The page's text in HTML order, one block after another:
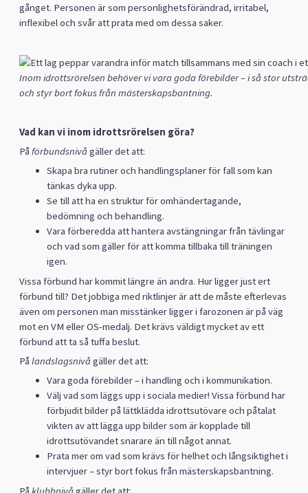
gånget. Personen är som personlighetsförändrad, irritabel,
inflexibel och svår att prata med om dessa saker.
Inom idrottsrörelsen behöver vi vara goda förebilder – i så stor
och styr bort fokus från mästerskapsbantning.
Vad kan vi inom idrottsrörelsen göra?
På förbundsnivågäller det att:
Skapa bra rutiner och handlingsplaner för fall som kan
tänkas dyka upp.
Se till att ha en struktur för omhändertagande,
bedömning och behandling.
Vara förberedda att hantera avstängningar från tävlingar
och vad som gäller för att komma tillbaka till träningen
igen.
Vissa förbund har kommit längre än andra. Hur ligger just ert
förbund till? Det jobbiga med riktlinjer är att de måste efterlevas
även om personen man misstänker ligger i farozonen är på väg
mot en VM eller OS-medalj. Det krävs väldigt mycket av ett
förbund att ta så tuffa beslut.
På landslagsnivågäller det att:
Vara goda förebilder – i handling och i kommunikation.
Välj vad som läggs upp i sociala medier! Vissa förbund har
förbjudit bilder på lättklädda idrottsutövare och påtalat
vikten av att lägga upp bilder som är kopplade till
idrottsutövandet snarare än till något annat.
Prata mer om vad som krävs för helhet och långsiktighet i
intervjuer – styr bort fokus från mästerskapsbantning.